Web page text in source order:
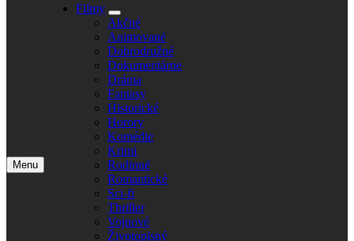
Menu
Open
Filmy
Expand
submenu
Akčné
Animované
Dobrodružné
Dokumentárne
Dráma
Fantasy
Historické
Horory
Komédie
Krimi
Rodinné
Romantické
Sci-fi
Thriller
Vojnové
Životopisný